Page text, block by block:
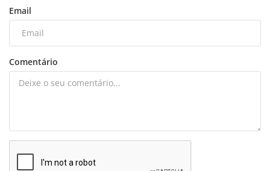
Email
Comentário